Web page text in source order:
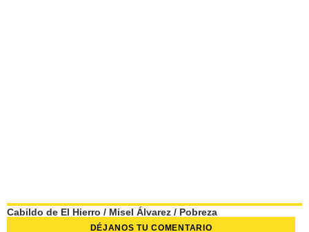
Cabildo de El Hierro / Misel Álvarez / Pobreza
DÉJANOS TU COMENTARIO